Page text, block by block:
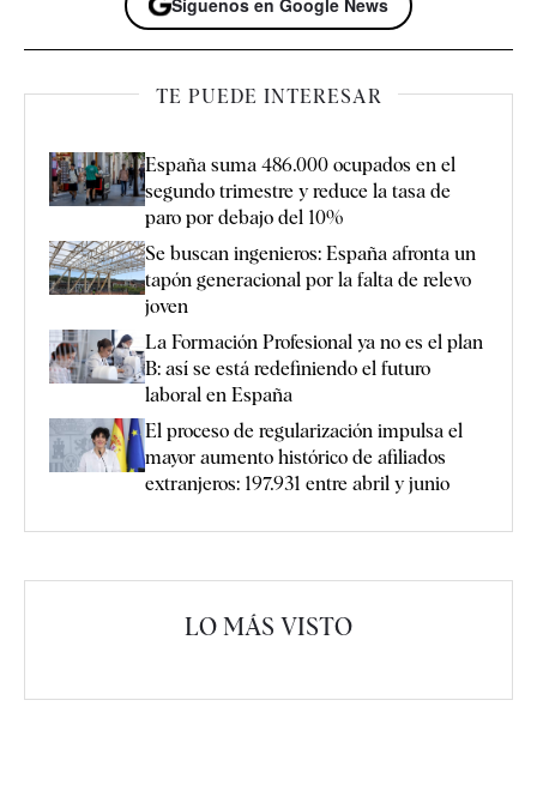
TE PUEDE INTERESAR
España suma 486.000 ocupados en el
segundo trimestre y reduce la tasa de
paro por debajo del 10%
Se buscan ingenieros: España afronta un
tapón generacional por la falta de relevo
joven
La Formación Profesional ya no es el plan
B: así se está redefiniendo el futuro
laboral en España
El proceso de regularización impulsa el
mayor aumento histórico de afiliados
extranjeros: 197.931 entre abril y junio
LO MÁS VISTO